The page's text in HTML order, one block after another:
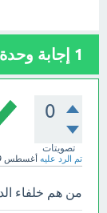
1 إجابة وحدة
0
تصويتات
تم الرد عليه أغسطس 9، 2024
من هم خلفاء